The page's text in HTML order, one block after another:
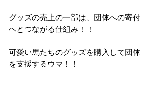
グッズの売上の一部は、団体への寄付
へとつながる仕組み！！
可愛い馬たちのグッズを購入して団体
を支援するウマ！！